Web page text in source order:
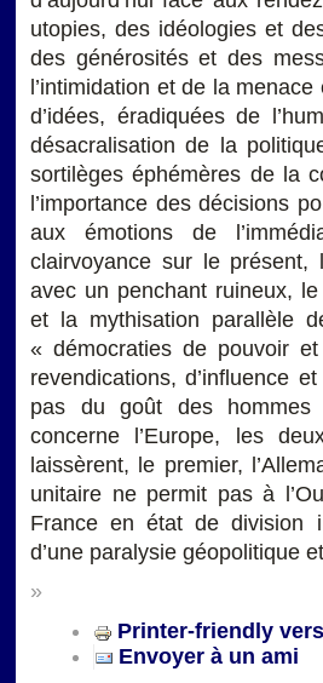
utopies, des idéologies et
des générosités et des
l’intimidation et de la
d’idées, éradiquées de
désacralisation de la
sortilèges éphémères de la
l’importance des décisions
aux émotions de
clairvoyance sur le présent,
avec un penchant ruineux,
et la mythisation parallèle
« démocraties de pouvoir
revendications, d’influence
pas du goût des hommes
concerne l’Europe, les
laissèrent, le premier,
unitaire ne permit pas à
France en état de division
d’une paralysie géopolitique
»
Printer-friendly
Envoyer à un ami